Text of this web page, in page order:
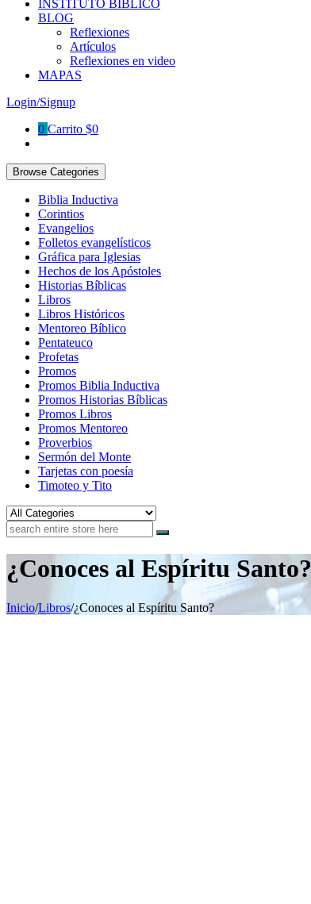
INSTITUTO BÍBLICO
BLOG
Reflexiones
Artículos
Reflexiones en video
MAPAS
Login/Signup
0 Carrito $0
Browse Categories
Biblia Inductiva
Corintios
Evangelios
Folletos evangelísticos
Gráfica para Iglesias
Hechos de los Apóstoles
Historias Bíblicas
Libros
Libros Históricos
Mentoreo Bíblico
Pentateuco
Profetas
Promos
Promos Biblia Inductiva
Promos Historias Bíblicas
Promos Libros
Promos Mentoreo
Proverbios
Sermón del Monte
Tarjetas con poesía
Timoteo y Tito
¿Conoces al Espíritu Santo?
Inicio/Libros/¿Conoces al Espíritu Santo?